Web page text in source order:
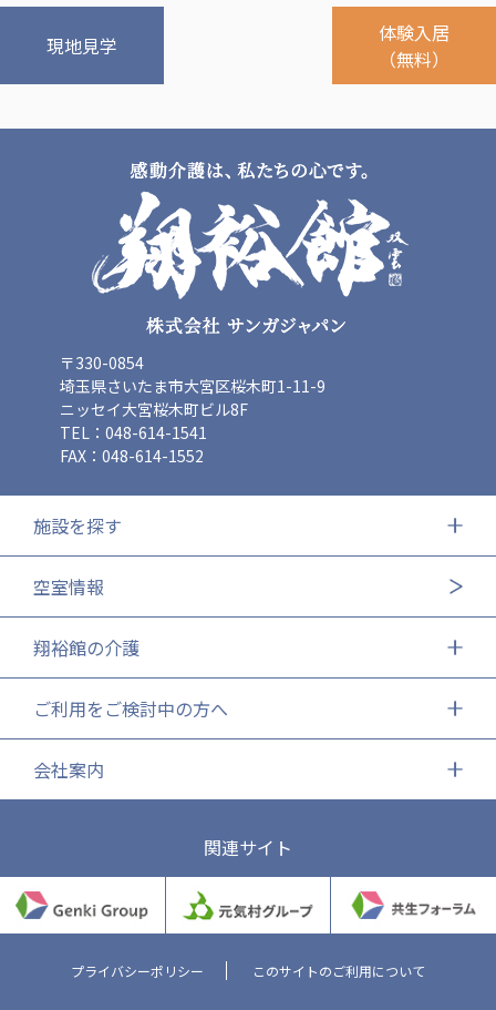
特定非営利活動法人ファイアーレッズメディカルスポ
ーツクラブ
特定非営利活動法人アート応援隊
株式会社アジアメデカ元気事業団
株式会社フラワーコミュニティ放送
Medicare Lead Japan
株式会社日本医科学研究所
一般社団法人フードラボジャパン
特定非営利活動法人日本医療福祉機構
株式会社エネクト
海外
海外グループ会社
美迪克（上海）商务咨询有限公司
共生（大連）商務諮詢有限公司
台灣善合股份有限公司
Angkor-Japan Friendship International
Hospital
クヴィアン小学校・カンボジア日本友好共生クヴ
カンボジア日本友好技術教育センター
G-COM JOINT STOCK COMPANY
海外子会社・合弁会社
瀋陽長者会
現地見学
体験入居
（無料）
〒330-0854
埼玉県さいたま市大宮区桜木町1-11-9
ニッセイ大宮桜木町ビル8F
TEL：048-614-1541
FAX：048-614-1552
施設を探す
空室情報
翔裕館の介護
ご利用をご検討中の方へ
会社案内
関連サイト
プライバシーポリシー このサイトのご利用について